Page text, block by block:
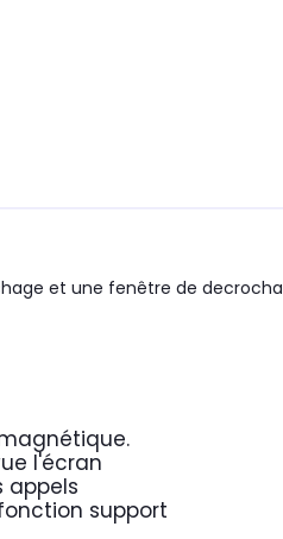
et une fenêtre de
l'écran
appels
support